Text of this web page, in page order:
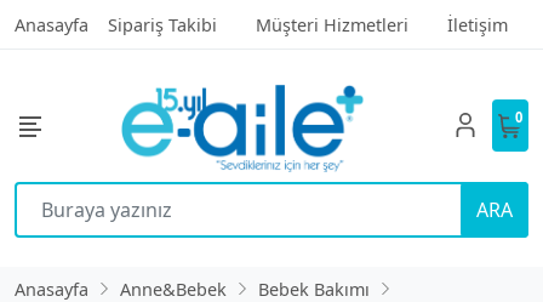
Anasayfa Sipariş Takibi Müşteri Hizmetleri İletişim
ARA
0
Anasayfa Anne&Bebek
Bebek Bakımı